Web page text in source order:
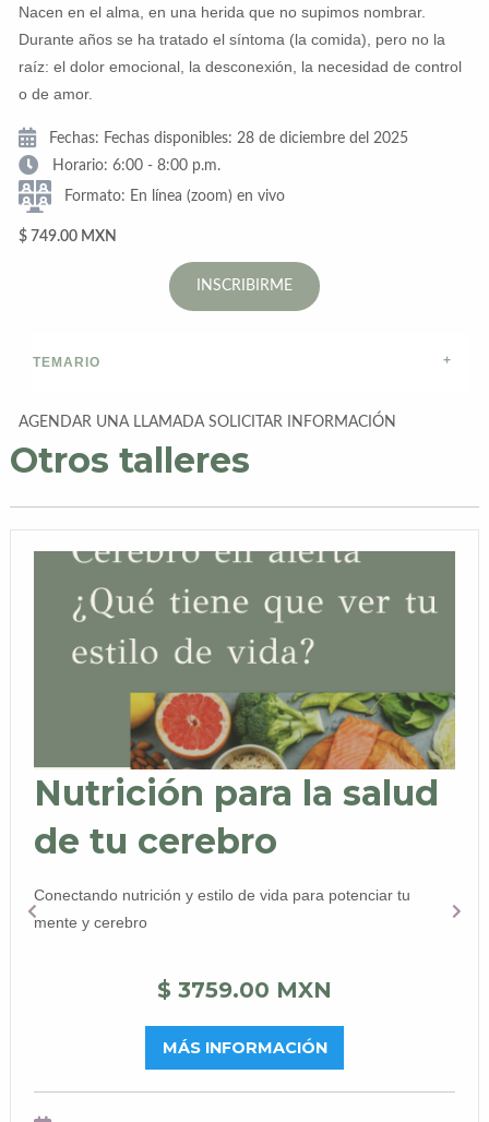
Nacen en el alma, en una herida que no supimos nombrar.
Durante años se ha tratado el síntoma (la comida), pero no la
raíz: el dolor emocional, la desconexión, la necesidad de control
o de amor.
Fechas: Fechas disponibles: 28 de diciembre del 2025
Horario: 6:00 - 8:00 p.m.
Formato: En línea (zoom) en vivo
$ 749.00 MXN
INSCRIBIRME
TEMARIO
AGENDAR UNA LLAMADA SOLICITAR INFORMACIÓN
Otros talleres
Nutrición para la salud
de tu cerebro
Conectando nutrición y estilo de vida para potenciar tu
mente y cerebro
$ 3759.00 MXN
MÁS INFORMACIÓN